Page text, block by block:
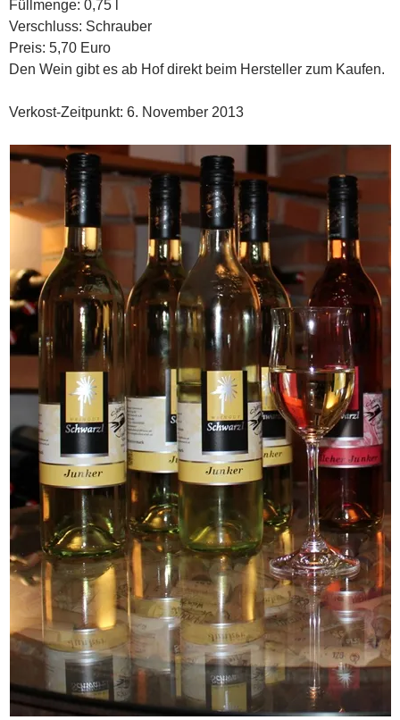
Füllmenge: 0,75 l
Verschluss: Schrauber
Preis: 5,70 Euro
Den Wein gibt es ab Hof direkt beim Hersteller zum Kaufen.
Verkost-Zeitpunkt: 6. November 2013